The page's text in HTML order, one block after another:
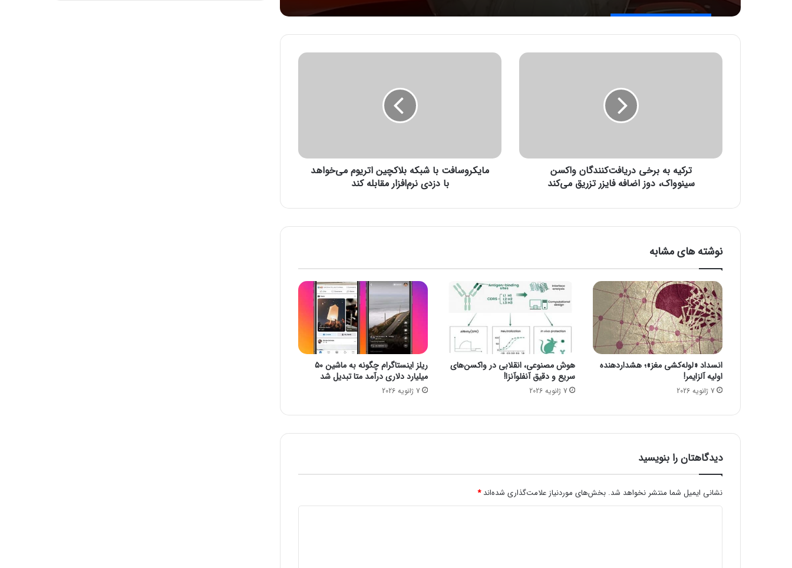
ت
ر
ر
ت‌
ک
ن
ن
د
گ
ا
ن
و
ا
ک
س
س
و
ا
ک
،
ترکیه به برخی دریافت‌کنندگان واکسن
سینوواک، دوز اضافه فایزر تزریق می‌کند
م
ف
ش
ل
ا
ک
چ
ن
ت
ر
م
د
ب
مایکروسافت با شبکه بلاکچین اتریوم می‌خواهد
با دزدی نرم‌افزار مقابله کند
نوشته های مشابه
انسداد «لوله‌کشی مغز»؛ هشداردهنده
اولیه آلزایمر!
7 ژانویه 2026
هوش مصنوعی، انقلابی در واکسن‌های
سریع و دقیق آنفلوآنزا!
7 ژانویه 2026
ریلز اینستاگرام چگونه به ماشین ۵۰
میلیارد دلاری درآمد متا تبدیل شد
7 ژانویه 2026
دیدگاهتان را بنویسید
نشانی ایمیل شما منتشر نخواهد شد. بخش‌های موردنیاز علامت‌گذاری شده‌اند*